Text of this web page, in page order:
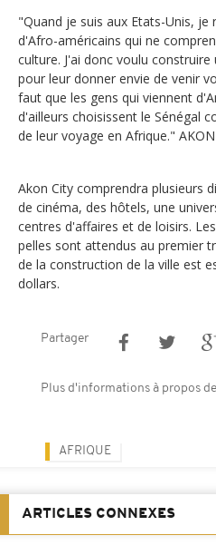
"Quand je suis aux Etats-Unis, je
d'Afro-américains qui ne
culture. J'ai donc voulu
pour leur donner envie de venir
faut que les gens qui viennent
d'ailleurs choisissent le Sénégal
de leur voyage en Afrique." AKON
Akon City comprendra plusieurs
de cinéma, des hôtels, une
centres d'affaires et de loisirs.
pelles sont attendus au premier
de la construction de la ville est
dollars.
Partager
Plus d'informations à propos de
AFRIQUE
ARTICLES CONNEXES